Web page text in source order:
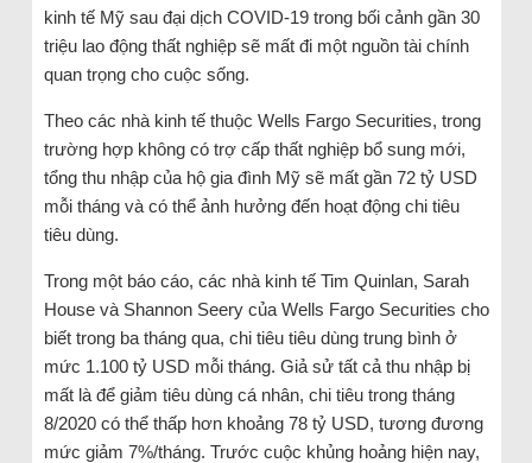
kinh tế Mỹ sau đại dịch COVID-19 trong bối cảnh gần 30
triệu lao động thất nghiệp sẽ mất đi một nguồn tài chính
quan trọng cho cuộc sống.
Theo các nhà kinh tế thuộc Wells Fargo Securities, trong
trường hợp không có trợ cấp thất nghiệp bổ sung mới,
tổng thu nhập của hộ gia đình Mỹ sẽ mất gần 72 tỷ USD
mỗi tháng và có thể ảnh hưởng đến hoạt động chi tiêu
tiêu dùng.
Trong một báo cáo, các nhà kinh tế Tim Quinlan, Sarah
House và Shannon Seery của Wells Fargo Securities cho
biết trong ba tháng qua, chi tiêu tiêu dùng trung bình ở
mức 1.100 tỷ USD mỗi tháng. Giả sử tất cả thu nhập bị
mất là để giảm tiêu dùng cá nhân, chi tiêu trong tháng
8/2020 có thể thấp hơn khoảng 78 tỷ USD, tương đương
mức giảm 7%/tháng. Trước cuộc khủng hoảng hiện nay,